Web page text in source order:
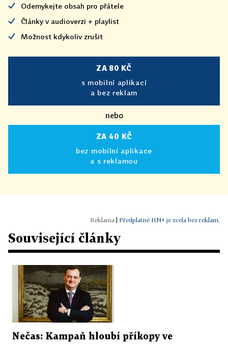
Odemykejte obsah pro přátele
Články v audioverzi + playlist
Možnost kdykoliv zrušit
ZA 80 KČ
s mobilní aplikací
a bez reklam
nebo
ZA 40 KČ
bez mobilní aplikace
a s reklamou
Předplatné HN+ je zcela bez reklam.
Související články
Nečas: Kampaň hloubí příkopy ve